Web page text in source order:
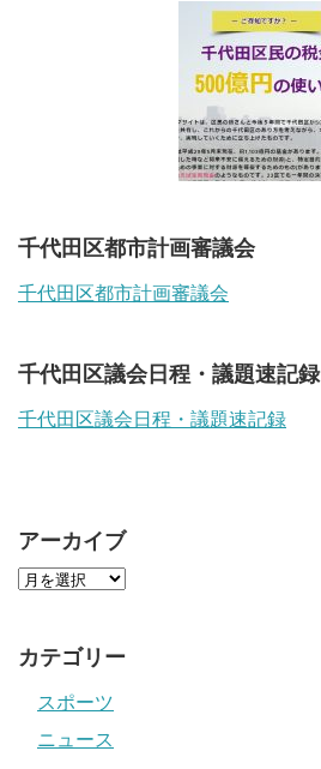
千代田区都市計画審議会
千代田区都市計画審議会
千代田区議会日程・議題速記録
千代田区議会日程・議題速記録
アーカイブ
カテゴリー
スポーツ
ニュース